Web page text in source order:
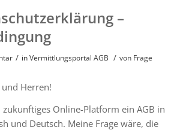
–
/ inVermittlungsportal AGB / von Frage
Herren!
Online-Platform ein AGB in
und Deutsch. Meine Frage wäre, die